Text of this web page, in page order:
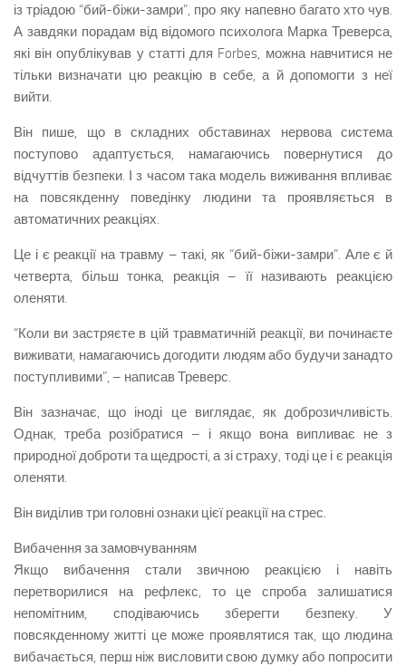
із тріадою “бий-біжи-замри”, про яку напевно багато хто чув.
А завдяки порадам від відомого психолога Марка Треверса,
які він опублікував у статті для Forbes, можна навчитися не
тільки визначати цю реакцію в себе, а й допомогти з неї
вийти.
Він пише, що в складних обставинах нервова система
поступово адаптується, намагаючись повернутися до
відчуттів безпеки. І з часом така модель виживання впливає
на повсякденну поведінку людини та проявляється в
автоматичних реакціях.
Це і є реакції на травму – такі, як “бий-біжи-замри”. Але є й
четверта, більш тонка, реакція – її називають реакцією
оленяти.
“Коли ви застряєте в цій травматичній реакції, ви починаєте
виживати, намагаючись догодити людям або будучи занадто
поступливими”, – написав Треверс.
Він зазначає, що іноді це виглядає, як доброзичливість.
Однак, треба розібратися – і якщо вона випливає не з
природної доброти та щедрості, а зі страху, тоді це і є реакція
оленяти.
Він виділив три головні ознаки цієї реакції на стрес.
Вибачення за замовчуванням
Якщо вибачення стали звичною реакцією і навіть
перетворилися на рефлекс, то це спроба залишатися
непомітним, сподіваючись зберегти безпеку. У
повсякденному житті це може проявлятися так, що людина
вибачається, перш ніж висловити свою думку або попросити